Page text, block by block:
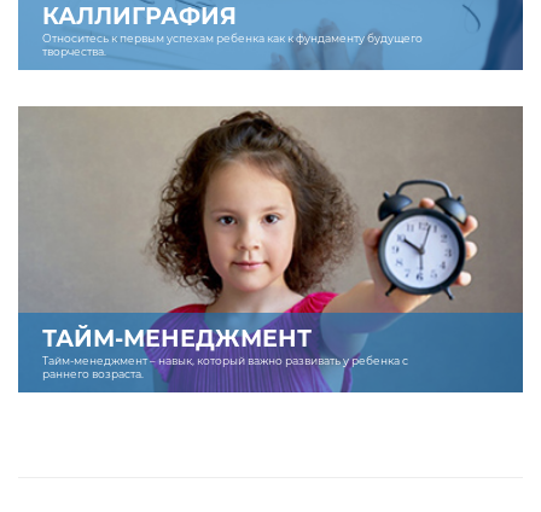
КАЛЛИГРАФИЯ
Относитесь к первым успехам ребенка как к фундаменту будущего
творчества.
ТАЙМ-МЕНЕДЖМЕНТ
Тайм-менеджмент – навык, который важно развивать у ребенка с
раннего возраста.